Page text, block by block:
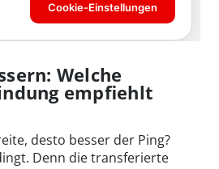
Welche
empfiehlt
desto besser der Ping?
Denn die transferierte